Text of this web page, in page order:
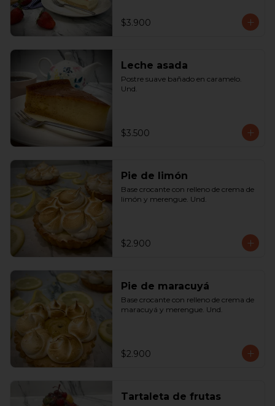
$3.900
Leche asada
Postre suave bañado en caramelo.
Und.
$3.500
Pie de limón
Base crocante con relleno de crema de
limón y merengue. Und.
$2.900
Pie de maracuyá
Base crocante con relleno de crema de
maracuyá y merengue. Und.
$2.900
Tartaleta de frutas